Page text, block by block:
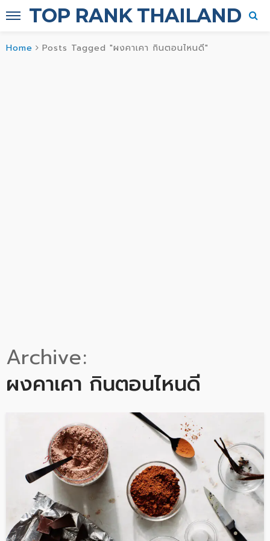
TOP RANK THAILAND
Home Posts Tagged "ผงคาเคา กินตอนไหนดี"
Archive
ผงคาเคา กินตอนไหนดี